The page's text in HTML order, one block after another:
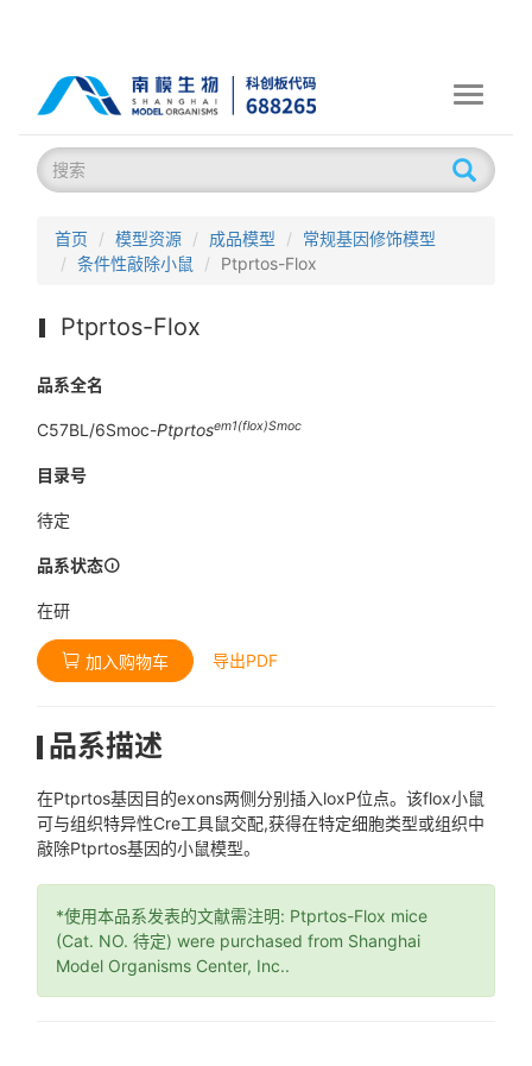
Toggle
首页 模型资源 成品模型
常规基因修饰模型
条件性敲除小鼠
Ptprtos-Flox
Ptprtos-Flox
品系全名
C57BL/6Smoc-Ptprtosem1(flox)Smoc
目录号
待定
品系状态
在研
加入购物车 导出PDF
品系描述
在Ptprtos基因目的exons两侧分别插入loxP位点。该flox小鼠
可与组织特异性Cre工具鼠交配,获得在特定细胞类型或组织中
敲除Ptprtos基因的小鼠模型。
*使用本品系发表的文献需注明: Ptprtos-Flox mice
(Cat. NO. 待定) were purchased from Shanghai
Model Organisms Center, Inc..